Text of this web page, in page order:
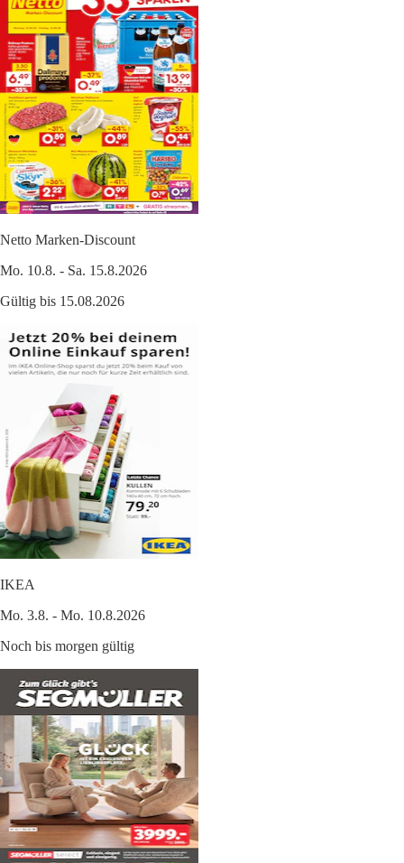
Netto Marken-Discount
Mo. 10.8. - Sa. 15.8.2026
Gültig bis 15.08.2026
IKEA
Mo. 3.8. - Mo. 10.8.2026
Noch bis morgen gültig